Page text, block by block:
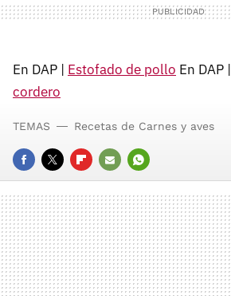
En DAP | Estofado de pollo En DAP |
cordero
FACEBOOK
TWITTERFLIPBOARD
E-
MAIL
WHATSAPP
TEMAS Recetas de Carnes y aves